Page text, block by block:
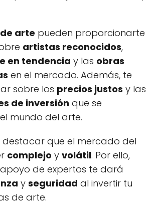
arte pueden proporcionarte
artistas reconocidos,
en tendencia y las obras
en el mercado. Además, te
sobre los precios justos y las
de inversión que se
mundo del arte.
destacar que el mercado del
complejo y volátil. Por ello,
de expertos te dará
y seguridad al invertir tu
de arte.